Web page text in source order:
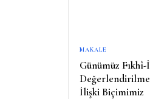
MAKALE
Günümüz
İlişki Biçimimiz